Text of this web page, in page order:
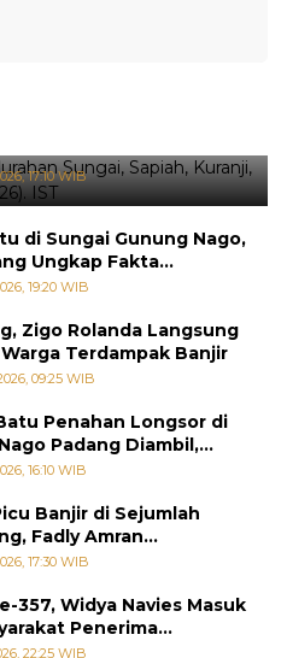
Titik Banjir Terdeteksi di
17:10 WIB
di Sungai Gunung Nago,
Ungkap Fakta
19:20 WIB
Zigo Rolanda Langsung
Terdampak Banjir
09:25 WIB
Penahan Longsor di
Padang Diambil,
Bencana Terulang
16:10 WIB
Banjir di Sejumlah
Fadly Amran
Siaga
17:30 WIB
357, Widya Navies Masuk
Penerima
Padang
22:25 WIB